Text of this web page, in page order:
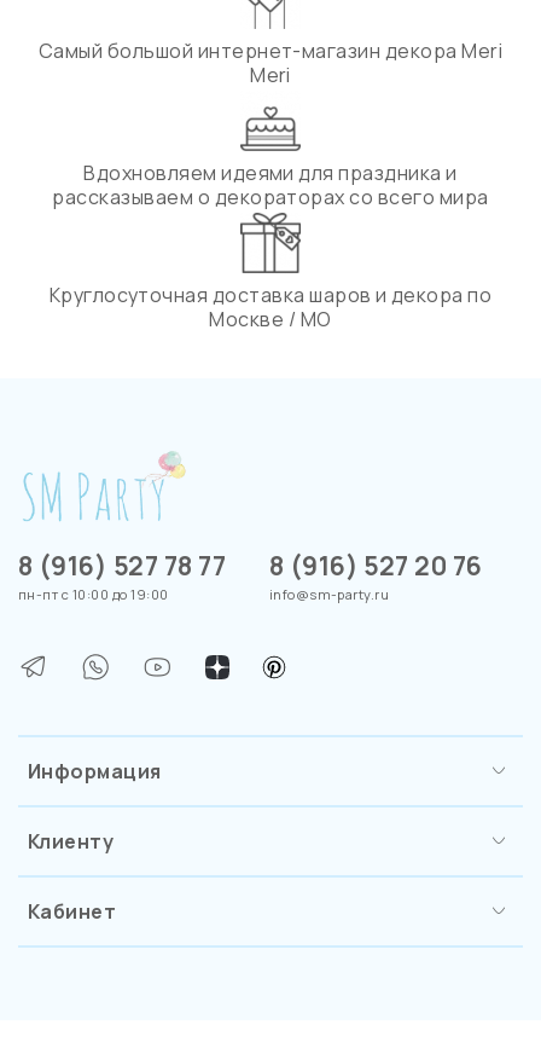
Самый большой интернет-магазин декора Meri
Meri
Вдохновляем идеями для праздника и
рассказываем о декораторах со всего мира
Круглосуточная доставка шаров и декора по
Москве / МО
Информация
Клиенту
Кабинет
8 (916) 527 78 77
пн-пт с 10:00 до 19:00
8 (916) 527 20 76
info@sm-party.ru